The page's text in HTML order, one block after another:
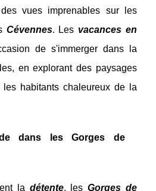
vues imprenables sur les
Cévennes. Les vacances en
de s'immerger dans la
en explorant des paysages
habitants chaleureux de la
dans les Gorges de
la détente, les Gorges de